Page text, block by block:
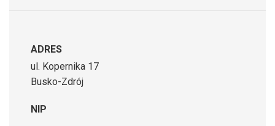
ADRES
ul. Kopernika 17
Busko-Zdrój
NIP